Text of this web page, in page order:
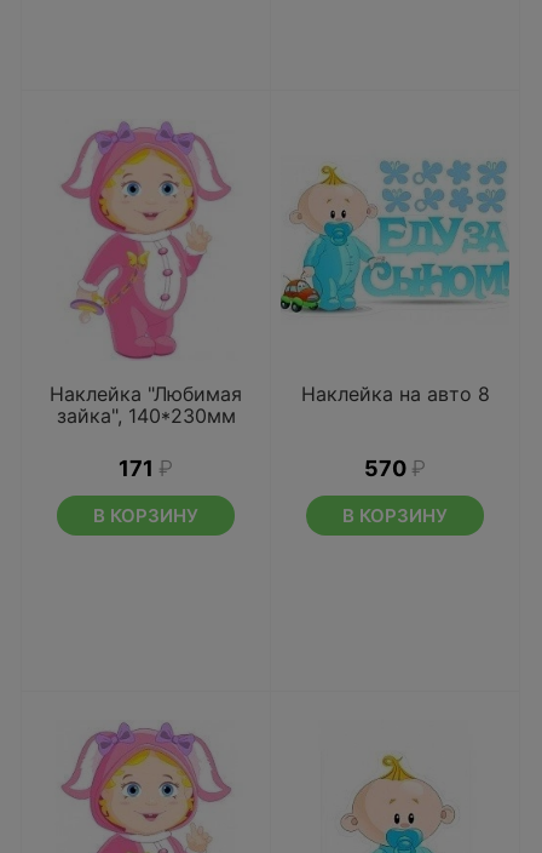
Наклейка "Любимая
зайка", 140*230мм
171 ₽
В КОРЗИНУ
Наклейка на авто 8
570 ₽
В КОРЗИНУ